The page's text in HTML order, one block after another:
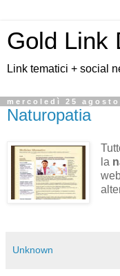
Gold Link
Link tematici + social
mercoledì 25 agosto
Naturopatia
la
Unknown